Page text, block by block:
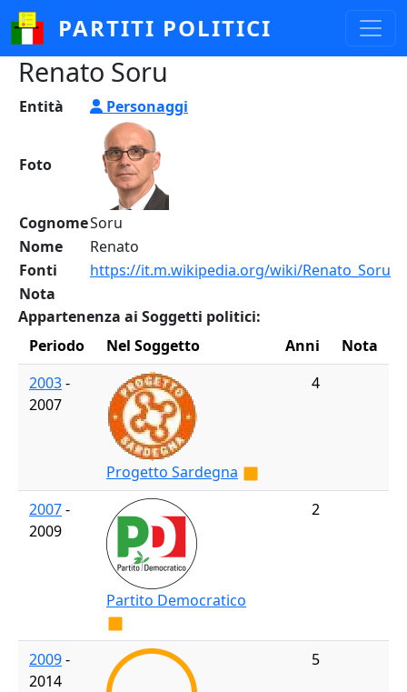
Salta al contenuto principale
PARTITI POLITICI
Renato Soru
Entità Personaggi
Foto
CognomeSoru
Nome
Renato
Fonti
https://it.m.wikipedia.org/wiki/Renato_Soru
Nota
Appartenenza ai Soggetti politici:
Periodo
Nel Soggetto Anni
Nota
2003-
2007
Progetto Sardegna
4
2007-
2009
Partito Democratico
2
2009-
2014
5